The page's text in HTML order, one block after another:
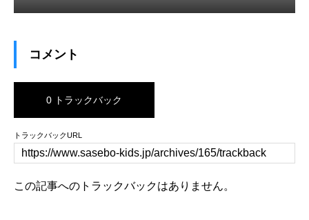
コメント
0 トラックバック
トラックバックURL
この記事へのトラックバックはありません。